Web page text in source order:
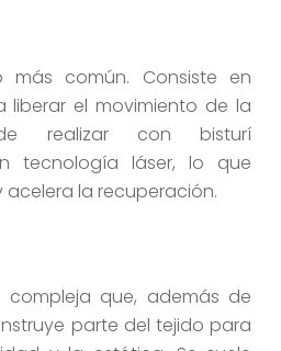
más común. Consiste en
liberar el movimiento de la
realizar con bisturí
tecnología láser, lo que
la recuperación.
compleja que, además de
parte del tejido para